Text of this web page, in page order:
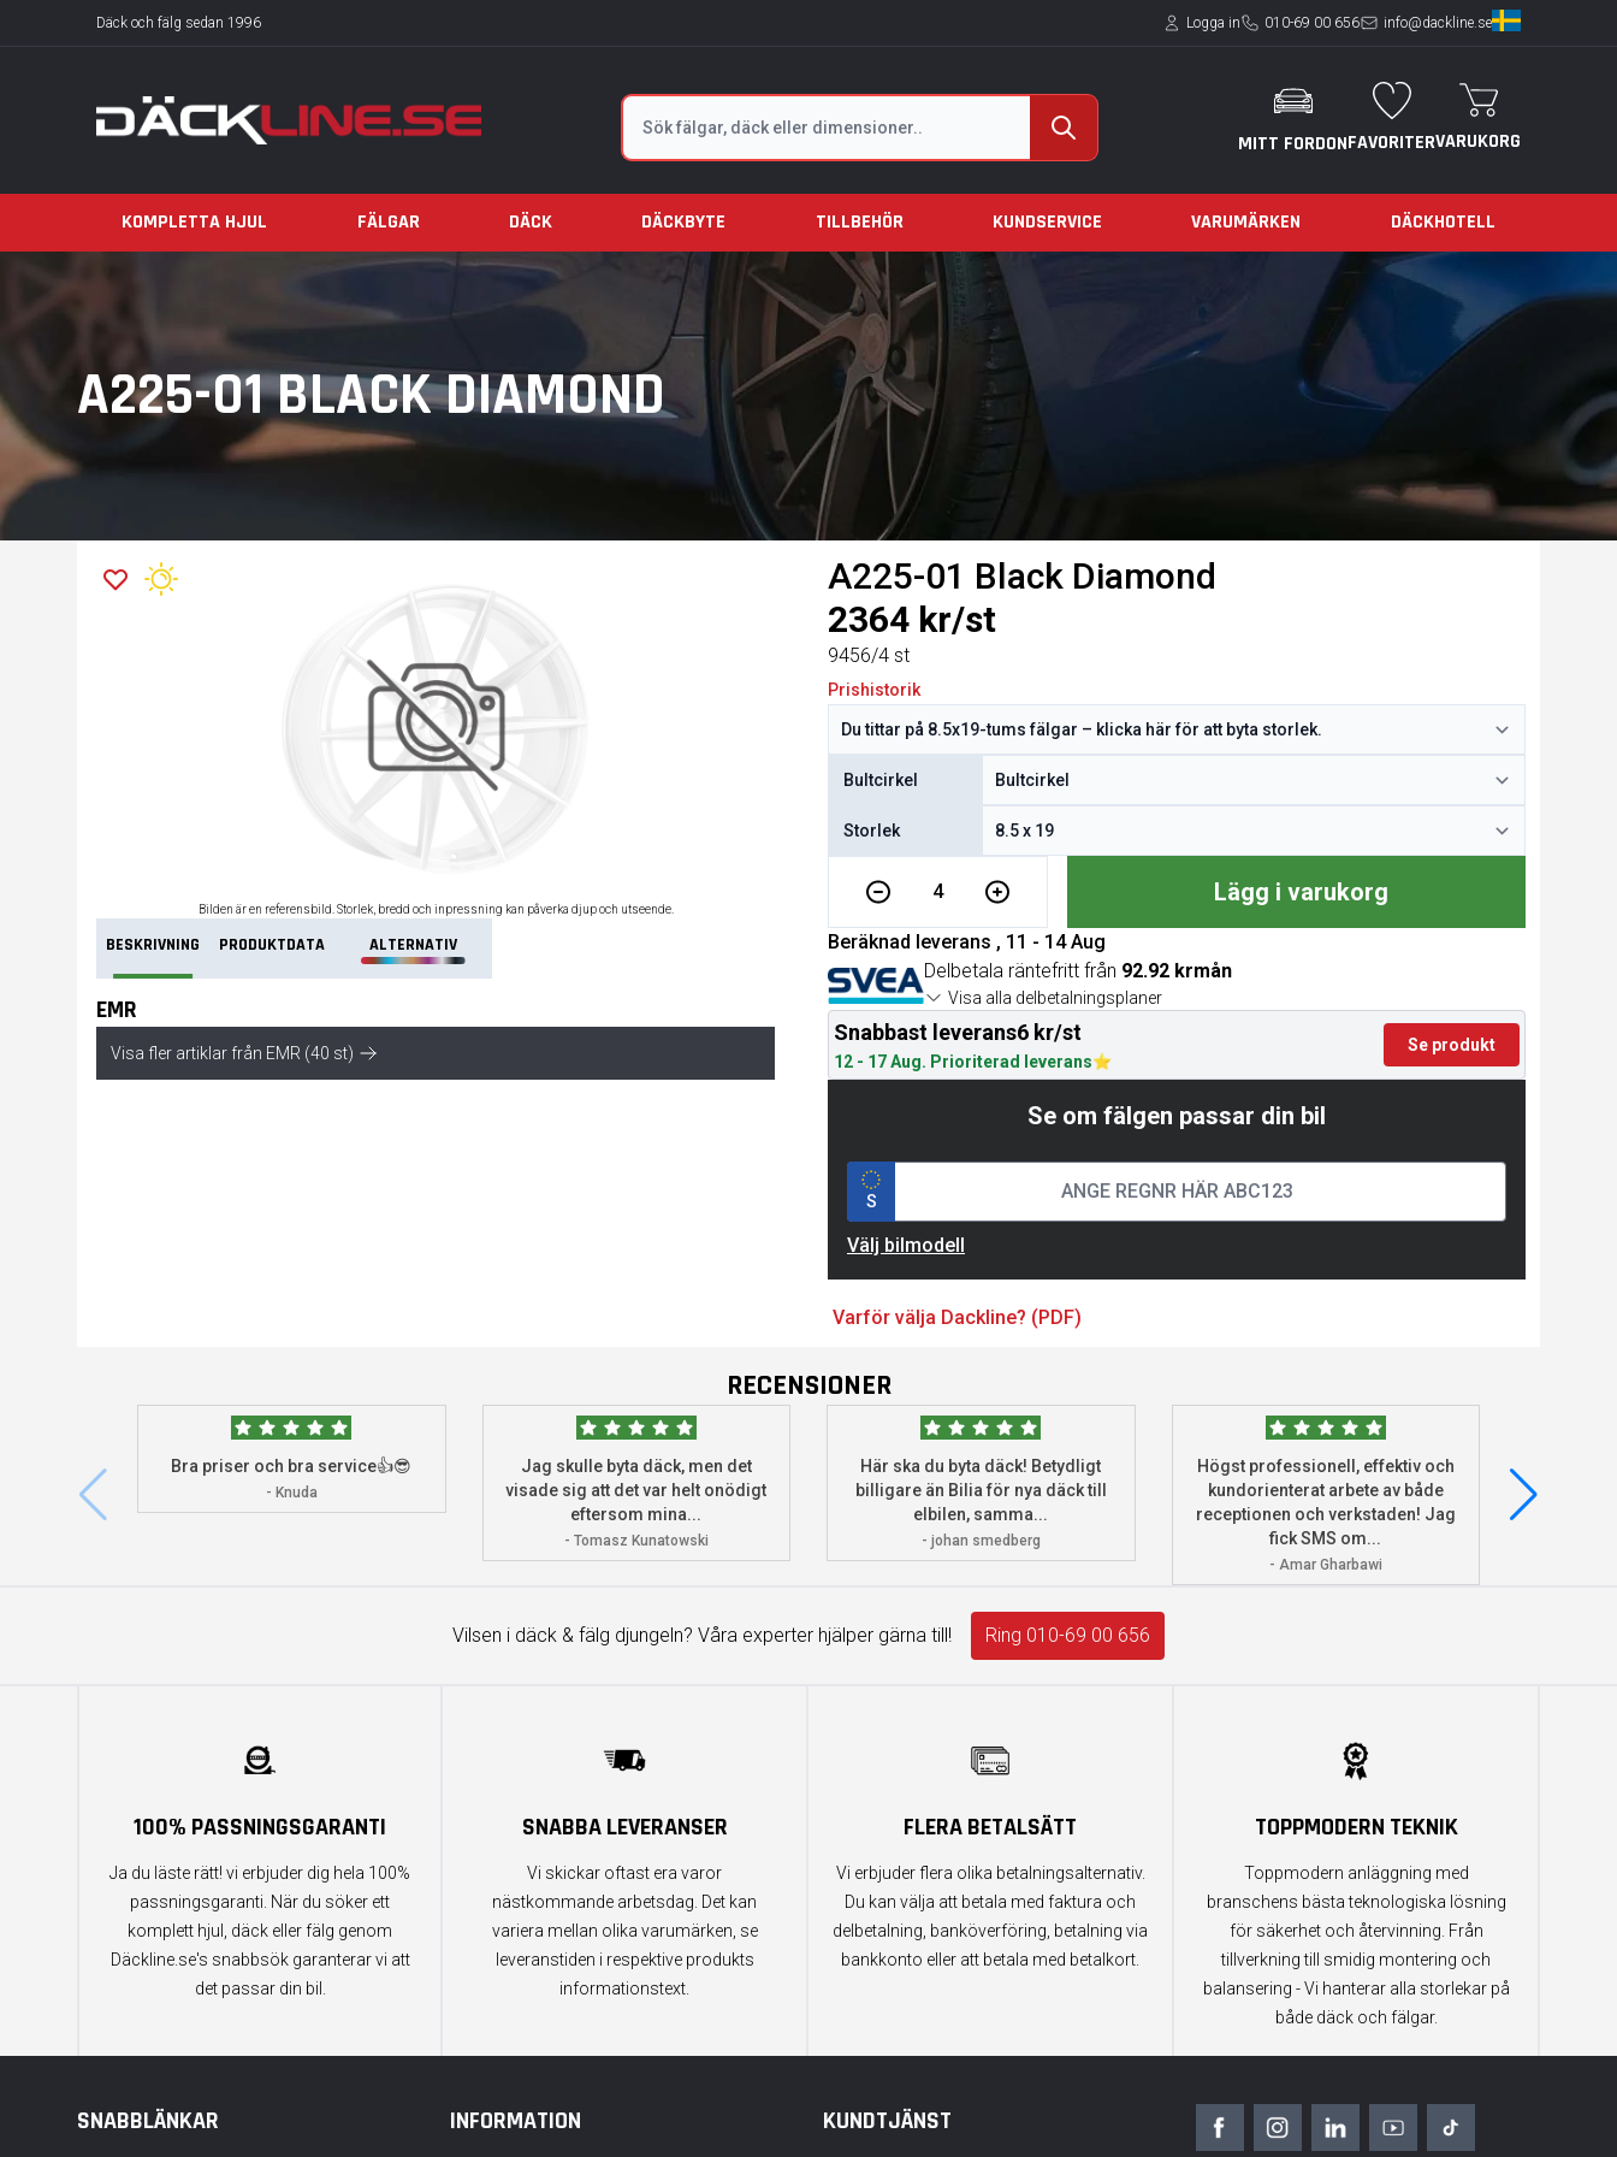
Däck och fälg sedan 1996 Logga in 010-69 00 656 info@dackline.se
Sök
MITT FORDONFAVORITERVARUKORG
KOMPLETTA HJUL FÄLGAR DÄCK DÄCKBYTE TILLBEHÖR KUNDSERVICE VARUMÄRKEN DÄCKHOTELL
A225-01 BLACK DIAMOND
A225-01 Black Diamond
2364 kr/st
9456/4 st
Prishistorik
Bultcirkel
Storlek
4 Lägg i varukorg
Beräknad leverans , 11 - 14 Aug
Delbetala räntefritt från 92.92 krmån
Visa alla delbetalningsplaner
Snabbast leverans6 kr/st
12 - 17 Aug. Prioriterad leverans
Se produkt
Se om fälgen passar din bil
S
Välj bilmodell
Bilden är en referensbild. Storlek, bredd och inpressning kan påverka djup och utseende.
BESKRIVNING PRODUKTDATA ALTERNATIV
EMR
Visa fler artiklar från EMR (40 st)
Varför välja Dackline? (PDF)
RECENSIONER
Bra priser och bra service👍😎
- Knuda
Jag skulle byta däck, men det
visade sig att det var helt onödigt
eftersom mina...
- Tomasz Kunatowski
Här ska du byta däck! Betydligt
billigare än Bilia för nya däck till
elbilen, samma...
- johan smedberg
Högst professionell, effektiv och
kundorienterat arbete av både
receptionen och verkstaden! Jag
fick SMS om...
- Amar Gharbawi
deras
Vilsen i däck & fälg djungeln? Våra experter hjälper gärna till! Ring 010-69 00 656
100% PASSNINGSGARANTI
Ja du läste rätt! vi erbjuder dig hela 100%
passningsgaranti. När du söker ett
komplett hjul, däck eller fälg genom
Däckline.se's snabbsök garanterar vi att
det passar din bil.
SNABBA LEVERANSER
Vi skickar oftast era varor
nästkommande arbetsdag. Det kan
variera mellan olika varumärken, se
leveranstiden i respektive produkts
informationstext.
FLERA BETALSÄTT
Vi erbjuder flera olika betalningsalternativ.
Du kan välja att betala med faktura och
delbetalning, banköverföring, betalning via
bankkonto eller att betala med betalkort.
TOPPMODERN TEKNIK
Toppmodern anläggning med
branschens bästa teknologiska lösning
för säkerhet och återvinning. Från
tillverkning till smidig montering och
balansering - Vi hanterar alla storlekar på
både däck och fälgar.
SNABBLÄNKAR INFORMATION KUNDTJÄNST